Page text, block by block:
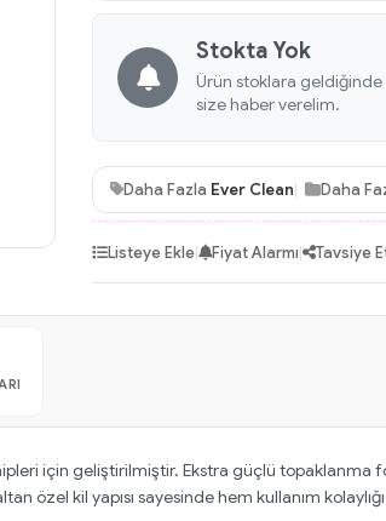
Stokta Yok
Ürün stoklara geldiğinde
size haber verelim.
Daha Fazla Ever Clean Daha
Listeye Ekle| Fiyat Alarmı| Tavsiye
için geliştirilmiştir. Ekstra güçlü topaklanma
özel kil yapısı sayesinde hem kullanım